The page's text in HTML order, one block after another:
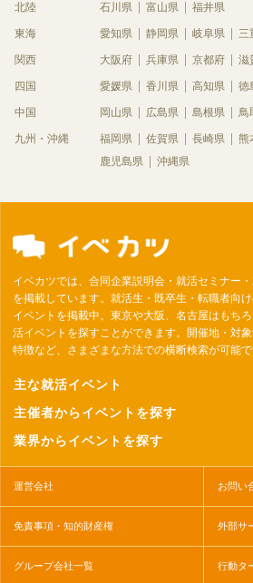
北陸 石川県 富山県 福井県
東海 愛知県 静岡県 岐阜県 三
関西 大阪府 兵庫県 京都府 滋
四国 愛媛県 香川県 高知県 徳
中国 岡山県 広島県 島根県 鳥
九州・沖縄 福岡県 佐賀県 長崎県 熊
鹿児島県
沖縄県
イベカツでは、合同企業説明会・就活セミナー
を掲載しています。就活生・既卒生・転職者向
イベントを掲載中。東京や大阪、名古屋はもち
活イベントを探すことができます。開催地・対象
特徴など、さまざまな方法での横断検索が可能で
主な就活イベント
主催者からイベントを探す
業界からイベントを探す
運営会社 お問い
免責事項・知的財産権 外部サ
グループ会社一覧 行動タ